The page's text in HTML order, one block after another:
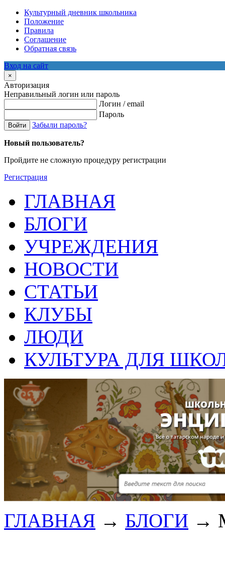
Культурный дневник школьника
Положение
Правила
Соглашение
Обратная связь
Вход на сайт
×
Авторизация
Неправильный логин или пароль
Логин / email
Пароль
Войти Забыли пароль?
Новый пользователь?
Пройдите не сложную процедуру регистрации
Регистрация
ГЛАВНАЯ
БЛОГИ
УЧРЕЖДЕНИЯ
НОВОСТИ
СТАТЬИ
КЛУБЫ
ЛЮДИ
КУЛЬТУРА ДЛЯ
ГЛАВНАЯ → БЛОГИ →